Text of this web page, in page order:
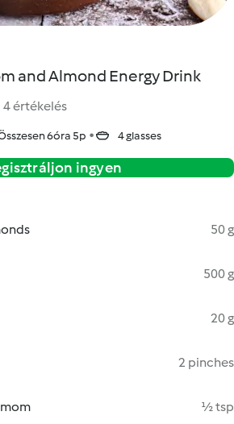
and Almond Energy Drink
4 értékelés
6óra 5p 4 glasses
ingyen
50 g
500 g
20 g
2 pinches
½ tsp